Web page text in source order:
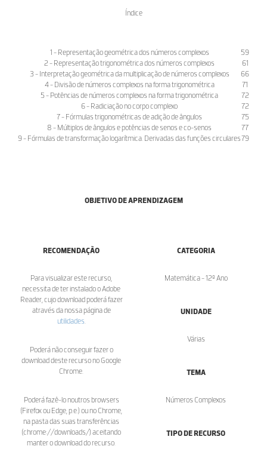
Índice
1 - Representação geométrica dos números complexos
59
2 - Representação trigonométrica dos números complexos
61
3 - Interpretação geométrica da multiplicação de números complexos
66
4 - Divisão de números complexos na forma trigonométrica
71
5 - Potências de números complexos na forma trigonométrica
72
6 - Radiciação no corpo complexo
72
7 - Fórmulas trigonométricas de adição de ângulos
75
8 - Múltiplos de ângulos e potências de senos e co-senos
77
9 - Fórmulas de transformação logarítmica. Derivadas das funções circulares79
OBJETIVO DE APRENDIZAGEM
RECOMENDAÇÃO
Para visualizar este recurso,
necessita de ter instalado o Adobe
Reader, cujo download poderá fazer
através da nossa página de
utilidades
Poderá não conseguir fazer o
download deste recurso no Google
Chrome.
Poderá fazê-lo noutros browsers
(Firefox ou Edge, p.e.) ou no Chrome,
na pasta das suas transferências
(chrome://downloads/) aceitando
manter o download do recurso.
CATEGORIA
Matemática - 12º Ano
UNIDADE
Várias
TEMA
Números Complexos
TIPO DE RECURSO